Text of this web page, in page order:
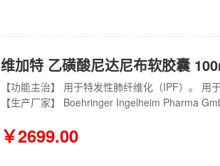
维加特 乙磺酸尼达尼布软胶囊
【生产厂家】 Boehringer Ingelheim Pharma
￥2699.00